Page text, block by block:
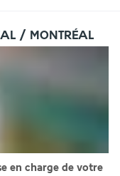
/ MONTRÉAL
en charge de votre